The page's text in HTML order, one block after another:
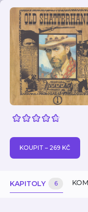
KOUPIT – 269 KČ
KAPITOLY 6